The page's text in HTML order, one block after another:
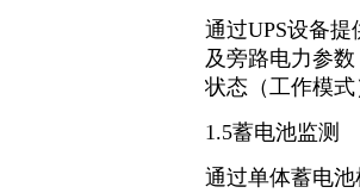
通过UPS设备
及旁路电力参
状态（工作模
1.5蓄电池监测
通过单体蓄电